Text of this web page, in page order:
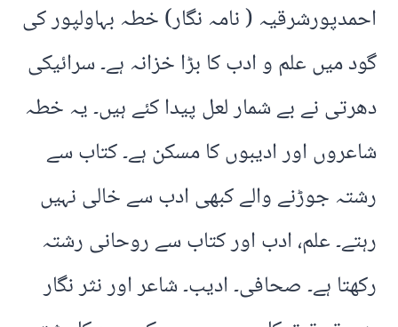
احمدپورشرقیہ ( نامہ نگار) خطہ بہاولپور کی
گود میں علم و ادب کا بڑا خزانہ ہے۔ سرائیکی
دھرتی نے بے شمار لعل پیدا کئے ہیں۔ یہ خطہ
شاعروں اور ادیبوں کا مسکن ہے۔ کتاب سے
رشتہ جوڑنے والے کبھی ادب سے خالی نہیں
رہتے۔ علم، ادب اور کتاب سے روحانی رشتہ
رکھتا ہے۔ صحافی۔ ادیب۔ شاعر اور نثر نگار